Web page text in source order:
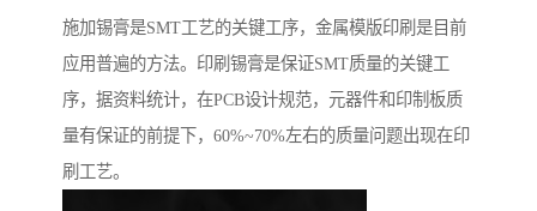
施加锡膏是SMT工艺的关键工序，金属模版印刷是目前
应用普遍的方法。印刷锡膏是保证SMT质量的关键工
序，据资料统计，在PCB设计规范，元器件和印制板质
量有保证的前提下，60%~70%左右的质量问题出现在印
刷工艺。